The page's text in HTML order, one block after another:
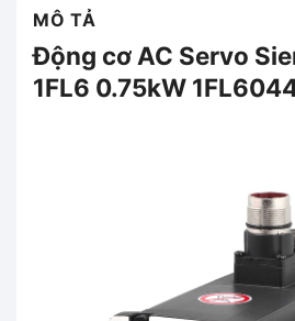
MÔ TẢ
Động cơ AC Servo
1FL6 0.75kW